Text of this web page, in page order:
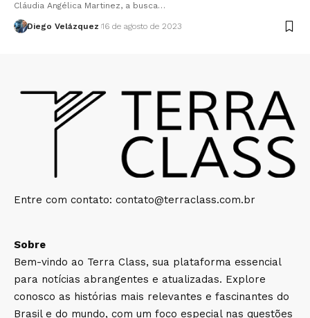
Cláudia Angélica Martinez, a busca…
Diego Velázquez 16 de agosto de 2023
Entre com contato: contato@terraclass.com.br
Sobre
Bem-vindo ao Terra Class, sua plataforma essencial
para notícias abrangentes e atualizadas. Explore
conosco as histórias mais relevantes e fascinantes do
Brasil e do mundo, com um foco especial nas questões